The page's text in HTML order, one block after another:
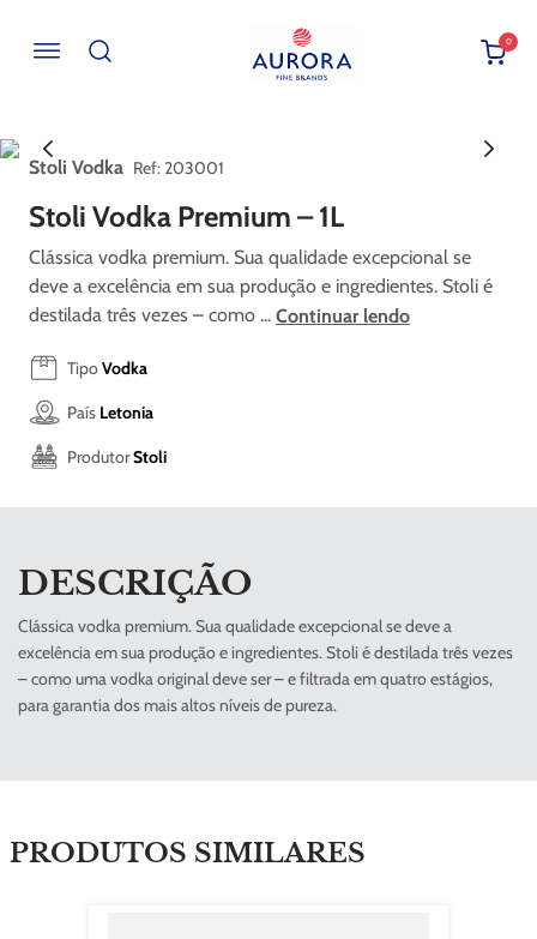
0
Stoli Vodka : 203001
Stoli Vodka Premium – 1L
Clássica vodka premium. Sua qualidade excepcional se
deve a excelência em sua produção e ingredientes. Stoli é
destilada três vezes – como ... Continuar lendo
TipoVodka
País Letonia
ProdutorStoli
DESCRIÇÃO
Clássica vodka premium. Sua qualidade excepcional se deve a
excelência em sua produção e ingredientes. Stoli é destilada três vezes
– como uma vodka original deve ser – e filtrada em quatro estágios,
para garantia dos mais altos níveis de pureza.